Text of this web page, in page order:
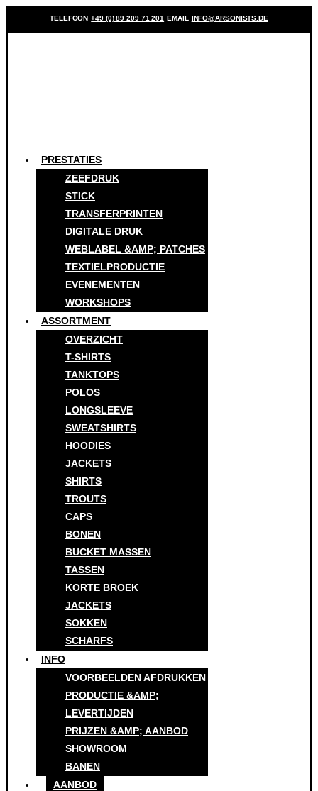
TELEFOON +49 (0) 89 209 71 201 EMAIL INFO@ARSONISTS.DE
PRESTATIES
ZEEFDRUK
STICK
TRANSFERPRINTEN
DIGITALE DRUK
WEBLABEL &AMP; PATCHES
TEXTIELPRODUCTIE
EVENEMENTEN
WORKSHOPS
ASSORTMENT
OVERZICHT
T-SHIRTS
TANKTOPS
POLOS
LONGSLEEVE
SWEATSHIRTS
HOODIES
JACKETS
SHIRTS
TROUTS
CAPS
BONEN
BUCKET MASSEN
TASSEN
KORTE BROEK
JACKETS
SOKKEN
SCHARFS
INFO
VOORBEELDEN AFDRUKKEN
PRODUCTIE &AMP;
LEVERTIJDEN
PRIJZEN &AMP; AANBOD
SHOWROOM
BANEN
AANBOD